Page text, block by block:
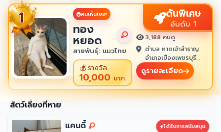
คนเห็นเยอะ
ทอง
หยอด
สายพันธุ์: แมวไทย
💰รางวัล:
10,000 บาท
ดันพิเศษ
อันดับ 1
3,188 คนดู
ตำบล หาดเจ้าสำราญ
อำเภอเมืองเพชรบุรี
เพชรบุรี 76100
ดูรายละเอียด
สัตว์เลี้ยงที่หาย
แคนดี้
ได้รับการสนับสนุน